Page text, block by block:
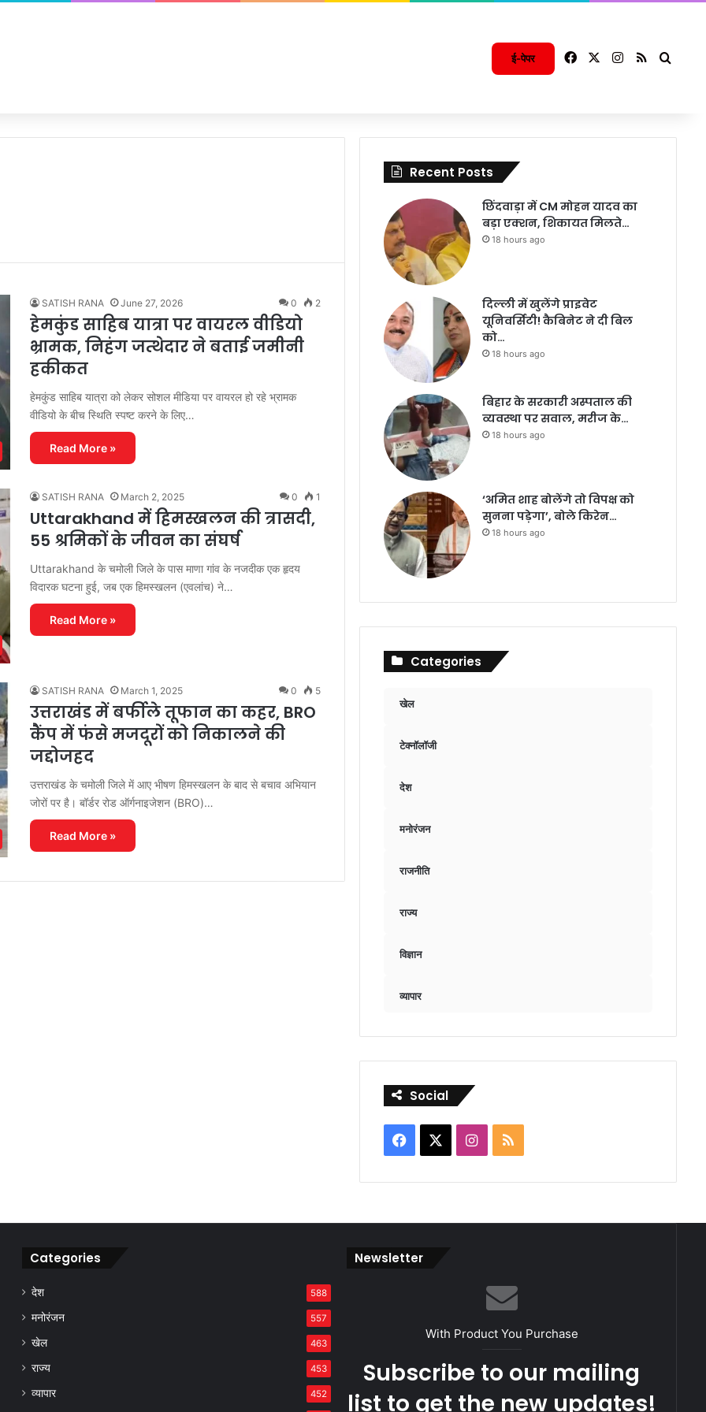
ई-पेपर FacebookInstagram
RSS
SATISH RANA June 27, 2026 0 2
हेमकुंड साहिब यात्रा पर वायरल वीडियो
भ्रामक, निहंग जत्थेदार ने बताई जमीनी
हकीकत
हेमकुंड साहिब यात्रा को लेकर सोशल मीडिया पर वायरल हो रहे भ्रामक
वीडियो के बीच स्थिति स्पष्ट करने के लिए…
Read More »
SATISH RANA March 2, 2025 0 1
Uttarakhand में हिमस्खलन की त्रासदी,
55 श्रमिकों के जीवन का संघर्ष
Uttarakhand के चमोली जिले के पास माणा गांव के नजदीक एक हृदय
विदारक घटना हुई, जब एक हिमस्खलन (एवलांच) ने…
Read More »
SATISH RANA March 1, 2025 0 5
उत्तराखंड में बर्फीले तूफान का कहर, BRO
कैंप में फंसे मजदूरों को निकालने की
जद्दोजहद
उत्तराखंड के चमोली जिले में आए भीषण हिमस्खलन के बाद से बचाव अभियान
जोरों पर है। बॉर्डर रोड ऑर्गनाइजेशन (BRO)…
Read More »
Recent Posts
छिंदवाड़ा में CM मोहन यादव का
बड़ा एक्शन, शिकायत मिलते…
18 hours ago
दिल्ली में खुलेंगे प्राइवेट
यूनिवर्सिटी! कैबिनेट ने दी बिल
को…
18 hours ago
बिहार के सरकारी अस्पताल की
व्यवस्था पर सवाल, मरीज के…
18 hours ago
‘अमित शाह बोलेंगे तो विपक्ष को
सुनना पड़ेगा’, बोले किरेन…
18 hours ago
Categories
खेल
टेक्नॉलॉजी
देश
मनोरंजन
राजनीति
राज्य
विज्ञान
व्यापार
Social
Facebook Instagram
RSS
Categories
देश 588
मनोरंजन 557
खेल 463
राज्य 453
व्यापार 452
Newsletter
With Product You Purchase
Subscribe to our mailing
list to get the new updates!